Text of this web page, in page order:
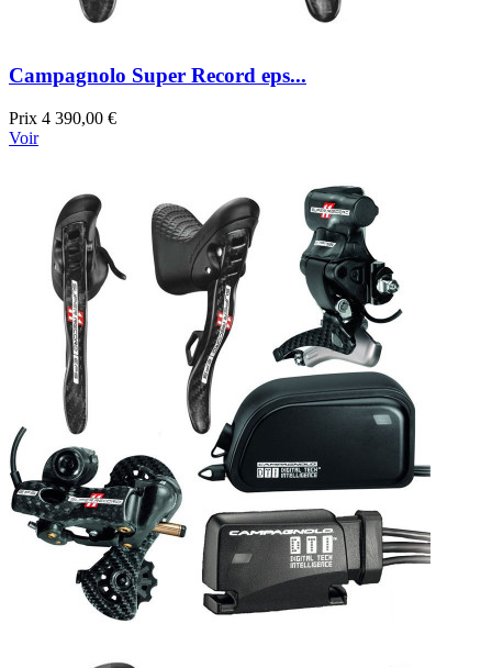
Campagnolo Super Record eps...
Prix 4 390,00 €
Voir